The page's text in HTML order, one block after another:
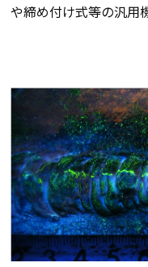
や締め付け式等の汎用